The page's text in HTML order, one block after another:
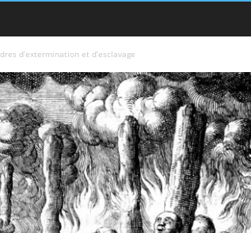
d’extermination et d’esclavage